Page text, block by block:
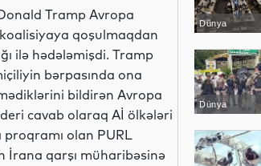
Tramp Avropa
qoşulmaqdan
ilə hədələmişdi. Tramp
bərpasında ona
bildirən Avropa
cavab olaraq Aİ ölkələri
olan PURL
İrana qarşı müharibəsinə
Dünya
Dünya